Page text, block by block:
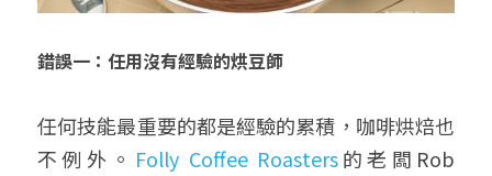
錯誤一：任用沒有經驗的烘豆師
任何技能最重要的都是經驗的累積，咖啡烘焙也
不例外。 Folly Coffee Roasters的老闆Rob